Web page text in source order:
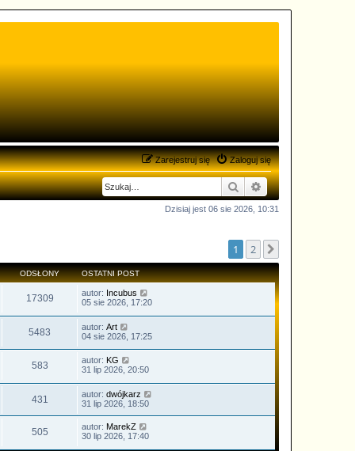
Zaloguj się
Zarejestruj się
SzukajWyszukiwanie
Dzisiaj jest 06 sie 2026, 10:31
1 2
ODSŁONY OSTATNI POST
17309 autor: Incubus
05 sie 2026, 17:20
5483 autor: Art
04 sie 2026, 17:25
583 autor: KG
31 lip 2026, 20:50
431 autor: dwójkarz
31 lip 2026, 18:50
505 autor: MarekZ
30 lip 2026, 17:40